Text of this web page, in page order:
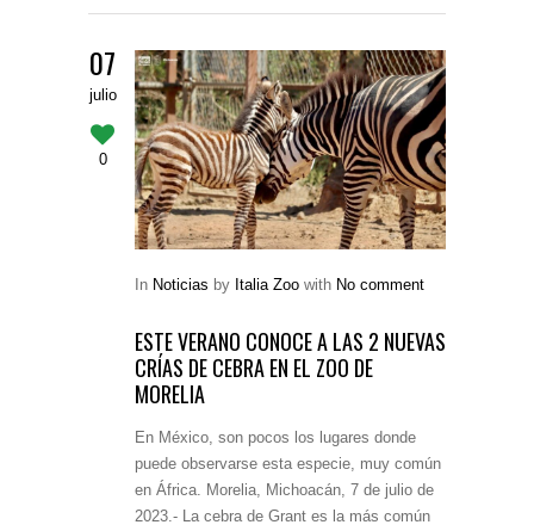
07
julio
0
In Noticias by Italia Zoo with No comment
ESTE VERANO CONOCE A LAS 2 NUEVAS
CRÍAS DE CEBRA EN EL ZOO DE
MORELIA
En México, son pocos los lugares donde
puede observarse esta especie, muy común
en África. Morelia, Michoacán, 7 de julio de
2023.- La cebra de Grant es la más común